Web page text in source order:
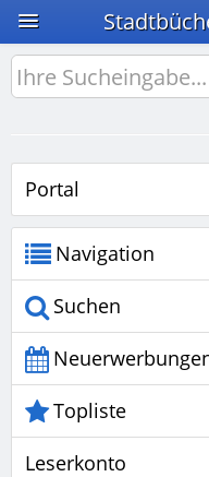
Portal
Navigation
Suchen
Topliste
Leserkonto